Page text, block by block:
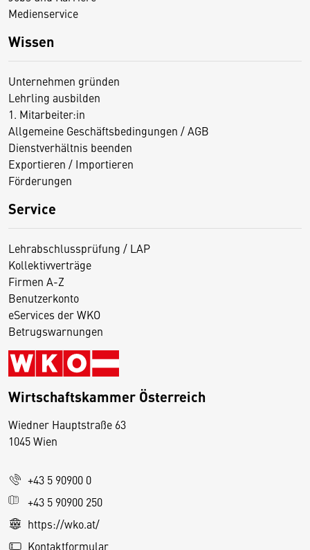
Medienservice
Wissen
Unternehmen gründen
Lehrling ausbilden
1. Mitarbeiter:in
Allgemeine Geschäftsbedingungen / AGB
Dienstverhältnis beenden
Exportieren / Importieren
Förderungen
Service
Lehrabschlussprüfung / LAP
Kollektivverträge
Firmen A-Z
Benutzerkonto
eServices der WKO
Betrugswarnungen
Wirtschaftskammer Österreich
Wiedner Hauptstraße 63
1045 Wien
+43 5 90900 0
+43 5 90900 250
https://wko.at/
Kontaktformular
D
s
e
S
e